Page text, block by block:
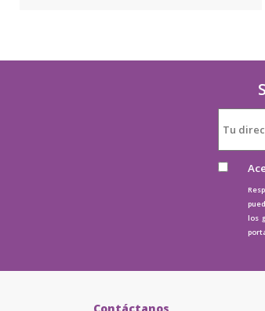
los
Contáctanos